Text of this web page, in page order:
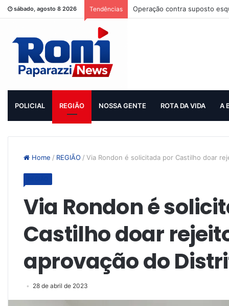
sábado, agosto 8 2026 Tendências Operação contra suposto
POLICIAL REGIÃO NOSSA GENTE ROTA DA VIDA A
Home / REGIÃO / Via Rondon é solicitada por Castilho doar
Via Rondon é
Castilho doar
aprovação do
28 de abril de 2023